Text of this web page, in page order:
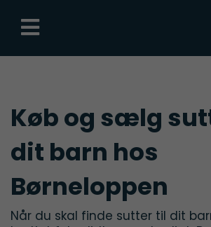
Køb og sælg
dit barn hos
Børneloppen
Når du skal finde sutter til dit